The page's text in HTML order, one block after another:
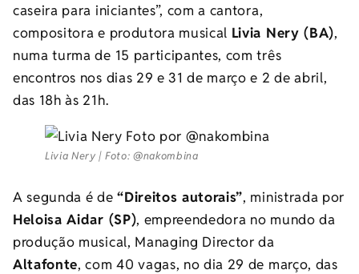
caseira para iniciantes”, com a cantora,
compositora e produtora musical Livia Nery (BA),
numa turma de 15 participantes, com três
encontros nos dias 29 e 31 de março e 2 de abril,
das 18h às 21h.
Livia Nery | Foto: @nakombina
A segunda é de“Direitos autorais”, ministrada por
Heloisa Aidar (SP), empreendedora no mundo da
produção musical, Managing Director da
Altafonte, com 40 vagas, no dia 29 de março, das